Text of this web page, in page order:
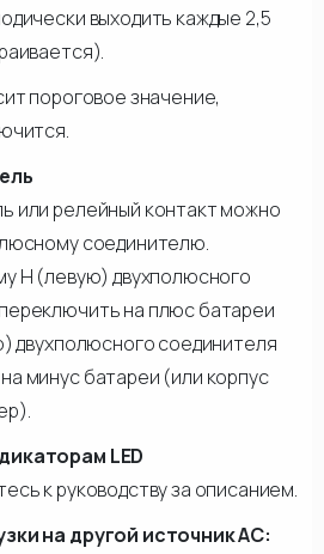
выходить каждые 2,5
пороговое значение,
или релейный контакт можно
соединителю.
Н (левую) двухполюсного
на плюс батареи
двухполюсного соединителя
минус батареи (или корпус
LED
к руководству за описанием.
на другой источник АС: